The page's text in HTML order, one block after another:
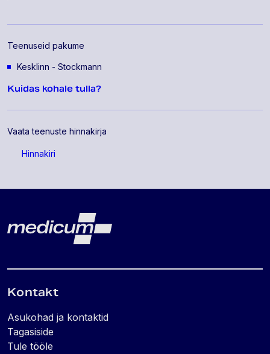
Teenuseid pakume
Kesklinn - Stockmann
Kuidas kohale tulla?
Vaata teenuste hinnakirja
Hinnakiri
Lehe jalus
Kontakt
Asukohad ja kontaktid
Tagasiside
Tule tööle